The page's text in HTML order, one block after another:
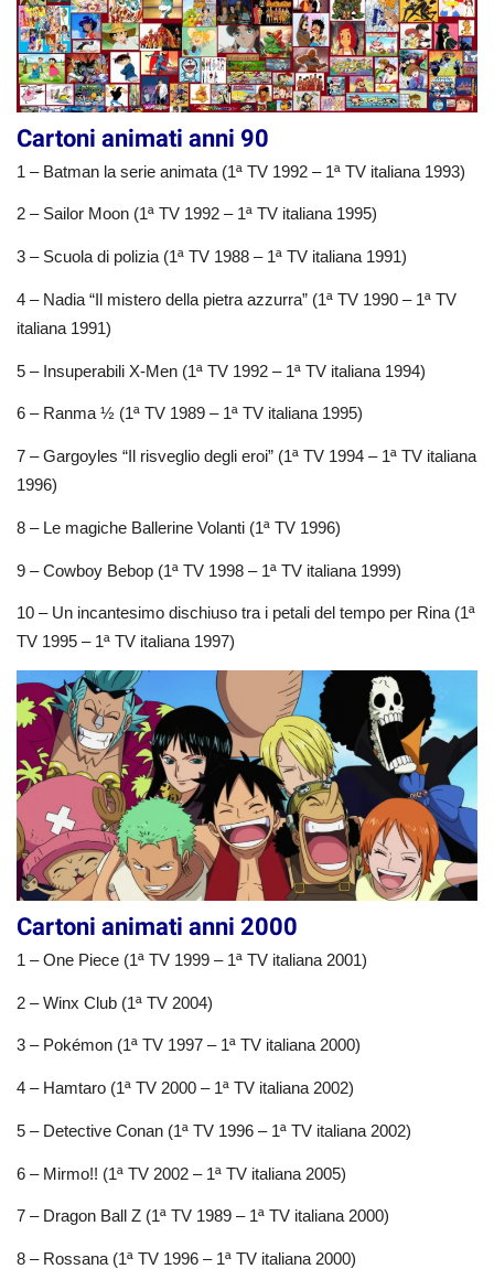
Cartoni animati anni 90
1 – Batman la serie animata (1ª TV 1992 – 1ª TV italiana 1993)
2 – Sailor Moon (1ª TV 1992 – 1ª TV italiana 1995)
3 – Scuola di polizia (1ª TV 1988 – 1ª TV italiana 1991)
4 – Nadia “Il mistero della pietra azzurra” (1ª TV 1990 – 1ª TV
italiana 1991)
5 – Insuperabili X-Men (1ª TV 1992 – 1ª TV italiana 1994)
6 – Ranma ½ (1ª TV 1989 – 1ª TV italiana 1995)
7 – Gargoyles “Il risveglio degli eroi” (1ª TV 1994 – 1ª TV italiana
1996)
8 – Le magiche Ballerine Volanti (1ª TV 1996)
9 – Cowboy Bebop (1ª TV 1998 – 1ª TV italiana 1999)
10 – Un incantesimo dischiuso tra i petali del tempo per Rina (1ª
TV 1995 – 1ª TV italiana 1997)
Cartoni animati anni 2000
1 – One Piece (1ª TV 1999 – 1ª TV italiana 2001)
2 – Winx Club (1ª TV 2004)
3 – Pokémon (1ª TV 1997 – 1ª TV italiana 2000)
4 – Hamtaro (1ª TV 2000 – 1ª TV italiana 2002)
5 – Detective Conan (1ª TV 1996 – 1ª TV italiana 2002)
6 – Mirmo!! (1ª TV 2002 – 1ª TV italiana 2005)
7 – Dragon Ball Z (1ª TV 1989 – 1ª TV italiana 2000)
8 – Rossana (1ª TV 1996 – 1ª TV italiana 2000)